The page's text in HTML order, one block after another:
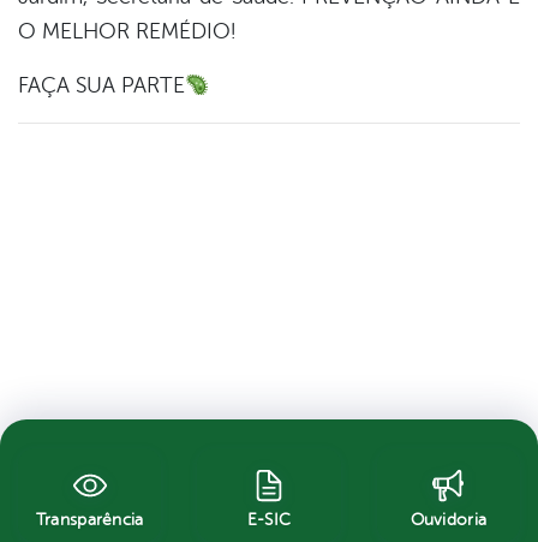
O MELHOR REMÉDIO!
FAÇA SUA PARTE
Transparência E-SIC Ouvidoria